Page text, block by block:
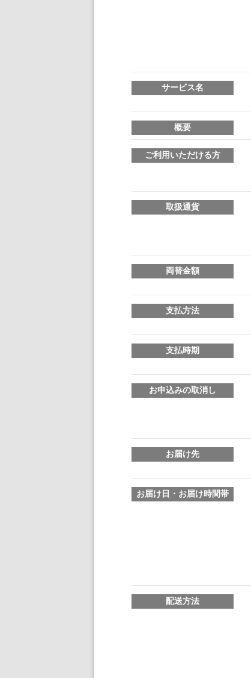
サービス名
概要
ご利用いただける方
取扱通貨
両替金額
支払方法
支払時期
お申込みの取消し
お届け先
お届け日・お届け時間帯
配送方法